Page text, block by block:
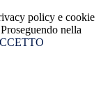
policy e cookie
nella